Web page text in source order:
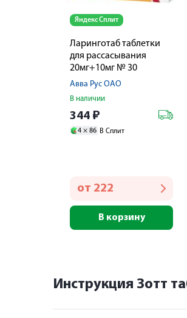
Яндекс Сплит
Ларинготаб таблетки
для рассасывания
20мг+10мг № 30
Авва Рус ОАО
В наличии
344 ₽
4 × 86 В Сплит
от 222
В корзину
Инструкция Зотт